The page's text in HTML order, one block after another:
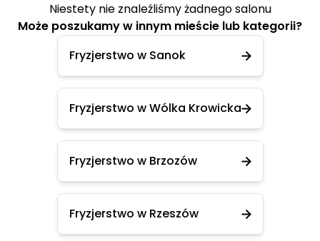
Niestety nie znaleźliśmy żadnego salonu
Może poszukamy w innym mieście lub kategorii?
Fryzjerstwo w Sanok
Fryzjerstwo w Wólka Krowicka
Fryzjerstwo w Brzozów
Fryzjerstwo w Rzeszów